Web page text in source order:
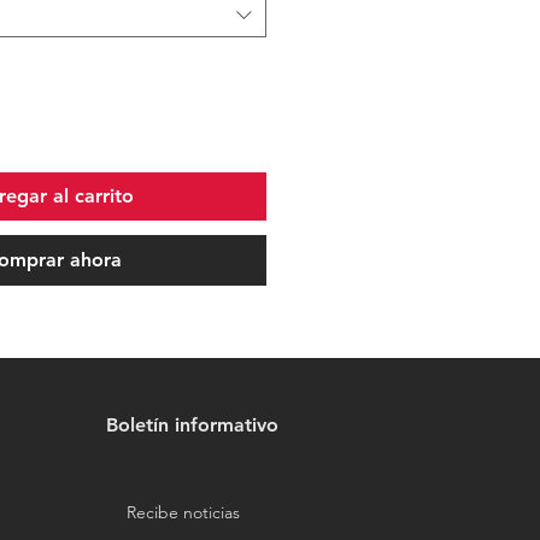
al carrito
ahora
Boletín informativo
Recibe noticias